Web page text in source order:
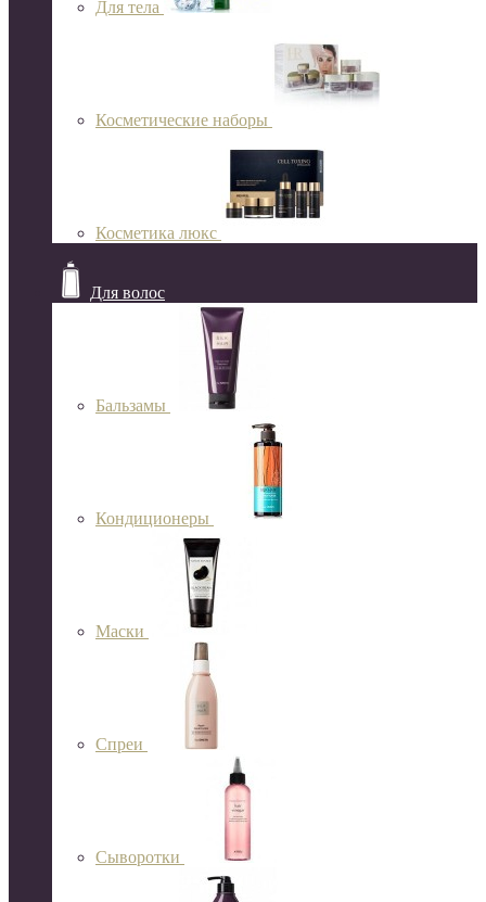
Для тела
Косметические наборы
Косметика люкс
Для волос
Бальзамы
Кондиционеры
Маски
Спреи
Сыворотки